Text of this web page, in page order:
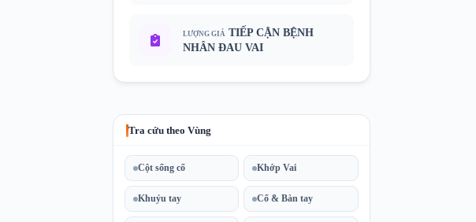
LƯỢNG GIÁ TIẾP CẬN BỆNH
NHÂN ĐAU VAI
Tra cứu theo Vùng
Cột sống cổ Khớp Vai
Khuỷu tay Cổ & Bàn tay